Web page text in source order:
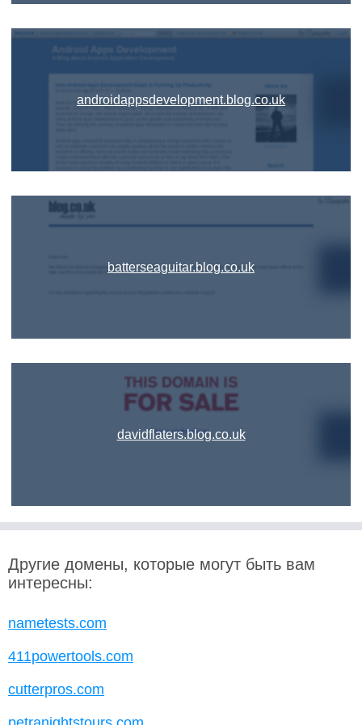
androidappsdevelopment.blog.co.uk
batterseaguitar.blog.co.uk
davidflaters.blog.co.uk
Другие домены, которые могут быть вам
интересны:
nametests.com
411powertools.com
cutterpros.com